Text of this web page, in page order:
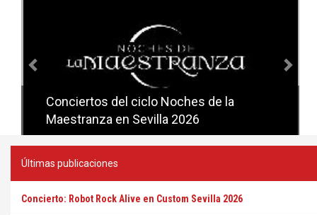
Conciertos del ciclo Noches de la
Maestranza en Sevilla 2026
Conciertos del ciclo Candlelight en
Sevilla
Últimas publicaciones
Concierto: Robot Rock Alive en Custom Sevilla 2026